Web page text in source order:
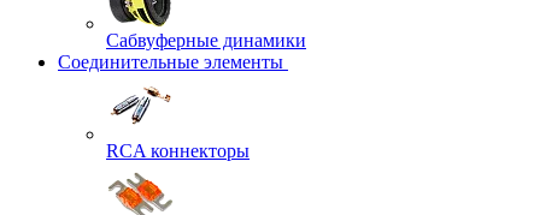
Сабвуферные динамики
Соединительные элементы
RCA коннекторы